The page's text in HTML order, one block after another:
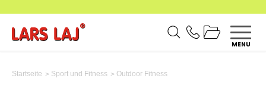
MENU
Startseite Sport und Fitness Outdoor Fitness